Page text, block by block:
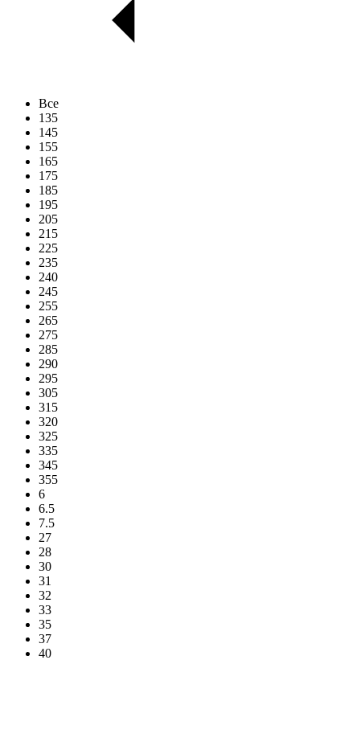
Все
135
145
155
165
175
185
195
205
215
225
235
240
245
255
265
275
285
290
295
305
315
320
325
335
345
355
6
6.5
7.5
27
28
30
31
32
33
35
37
40